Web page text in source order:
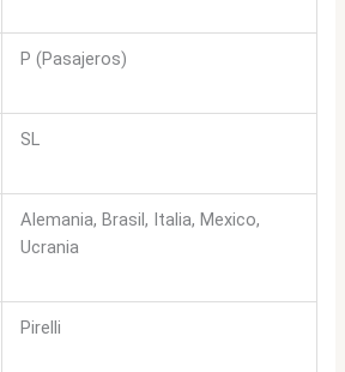
P (Pasajeros)
SL
Alemania, Brasil, Italia, Mexico,
Ucrania
Pirelli